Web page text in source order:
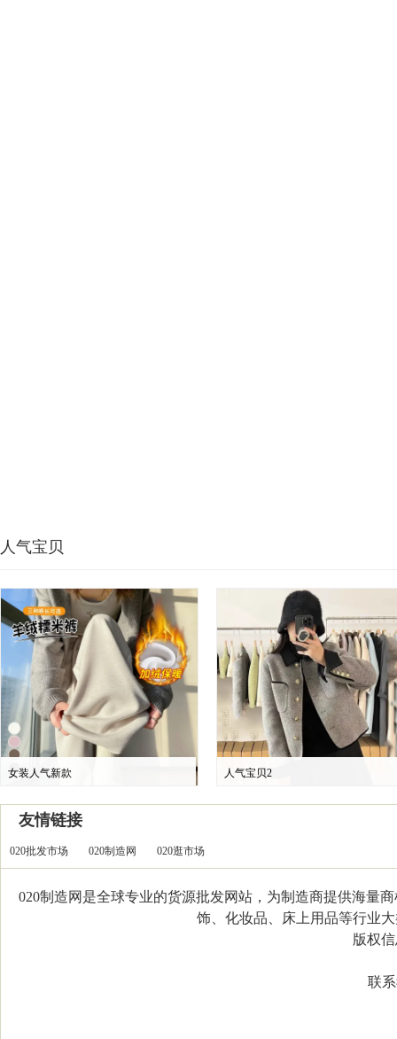
人气宝贝
女装人气新款 人气宝贝2
友情链接
020批发市场 020制造网 020逛市场
020制造网是全球专业的货源批发网站，为制造商提供海量
饰、化妆品、床上用品等行业
版权信
联